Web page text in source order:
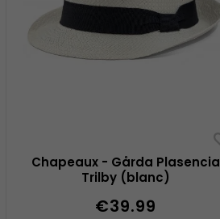
Chapeaux - Gårda Plasencia
Trilby (blanc)
€39.99